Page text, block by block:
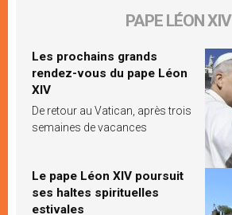
PAPE LÉON XIV
Les prochains grands
rendez-vous du pape Léon
XIV
De retour au Vatican, après trois
semaines de vacances
Le pape Léon XIV poursuit
ses haltes spirituelles
estivales